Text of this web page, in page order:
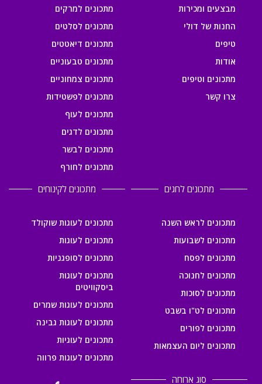
מבצעים ומכירות
החנות של דולי
טיפים
אודות
מתכונים וטיפים
צרו קשר
מתכונים למרקים
מתכונים לסלטים
מתכונים דיאטטים
מתכונים טבעוניים
מתכונים צמחוניים
מתכונים לפשטידות
מתכונים לעוף
מתכונים לדגים
מתכונים לבשר
מתכונים לחורף
מתכונים לחגים
מתכונים לראש השנה
מתכונים לשבועות
מתכונים לפסח
מתכונים לחנוכה
מתכונים לסוכות
מתכונים לט"ו בשבט
מתכונים לפורים
מתכונים ליום העצמאות
מתכונים לקינוחים
מתכונים לעוגות שוקולד
מתכונים לעוגות
מתכונים לסופגניות
מתכונים לעוגות
ביסקוויטים
מתכונים לעוגות שמרים
מתכונים לעוגות גבינה
מתכונים לעוגיות
מתכונים לעוגות פרווה
סוג ארוחה